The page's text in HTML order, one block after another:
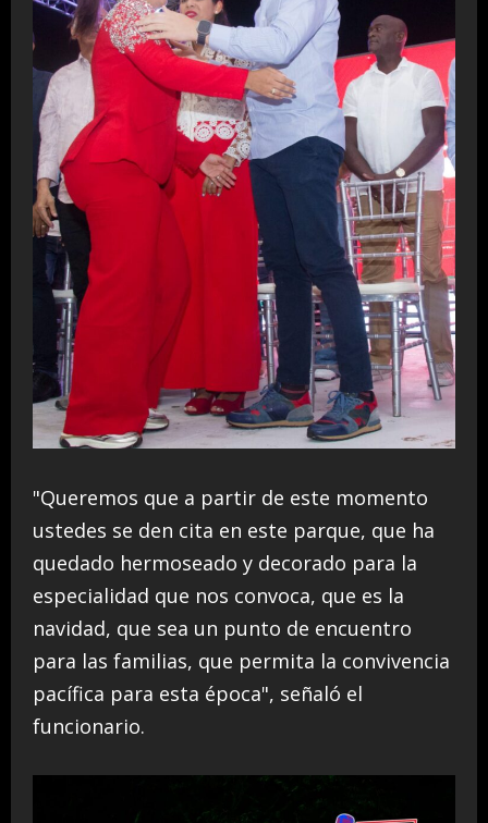
"Queremos que a partir de este momento
ustedes se den cita en este parque, que ha
quedado hermoseado y decorado para la
especialidad que nos convoca, que es la
navidad, que sea un punto de encuentro
para las familias, que permita la convivencia
pacífica para esta época", señaló el
funcionario.